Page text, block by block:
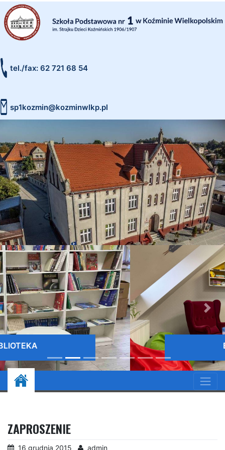
tel./fax: 62 721 68 54
sp1kozmin@kozminwlkp.pl
BIBLIOTEKA
ZAPROSZENIE
16 grudnia 2015 admin